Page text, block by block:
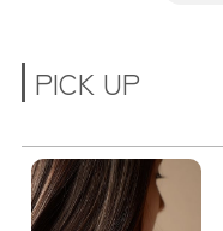
PICK UP